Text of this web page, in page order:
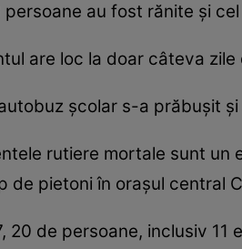
persoane au fost rănite și
are loc la doar câteva
școlar s-a prăbușit
rutiere mortale sunt un
de pietoni în orașul central
20 de persoane, inclusiv